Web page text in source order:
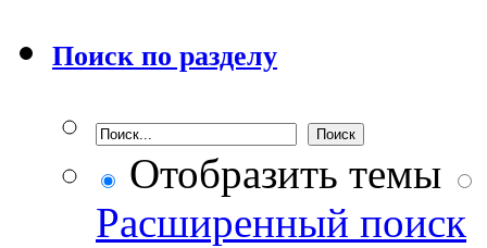
Поиск по разделу
Отобразить темы
Расширенный поиск